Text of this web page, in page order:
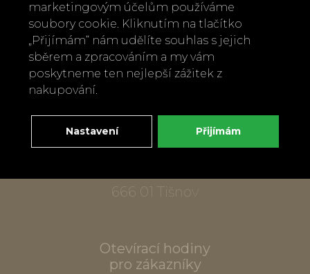
Zavolejte nám
+420 737 886 915
Napište nám
info@bylobylibo.cz
Setkejme se:
dílna, obchod
666 01 Tišnov
Otevírací hodiny
pro zákazníky
marketingovým účelům používáme
soubory cookie. Kliknutím na tlačítko
„Přijímám“ nám udělíte souhlas s jejich
sběrem a zpracováním a my vám
poskytneme ten nejlepší zážitek z
nakupování.
Nastavení Přijímám